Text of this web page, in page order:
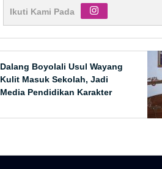
Ikuti Kami Pada
Dalang Boyolali Usul Wayang
Kulit Masuk Sekolah, Jadi
Media Pendidikan Karakter